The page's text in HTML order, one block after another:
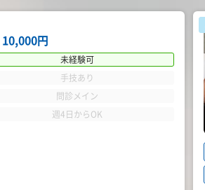
10,000円
未経験可
手技あり
問診メイン
週4日からOK